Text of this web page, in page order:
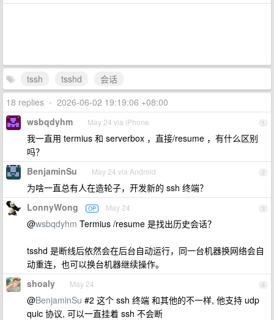
tssh tsshd
会话
18 replies • 2026-06-02 19:19:06 +08:00
1
wsbqdyhm May 24 via iPhone
我一直用 termius 和 serverbox ，直接/resume ，有什么区别
吗？
2
BenjaminSu May 24 via Android
为啥一直总有人在造轮子，开发新的 ssh 终端？
3
LonnyWong OP May 24
@wsbqdyhm Termius /resume 是找出历史会话？
tsshd 是断线后依然会在后台自动运行，同一台机器换网络会自
动重连，也可以换台机器继续操作。
4
shoaly May 24
@BenjaminSu #2 这个 ssh 终端 和其他的不一样, 他支持 udp
quic 协议, 可以一直挂着 ssh 不会断